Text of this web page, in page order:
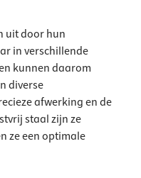
uit door hun
in verschillende
kunnen daarom
diverse
afwerking en de
staal zijn ze
ze een optimale